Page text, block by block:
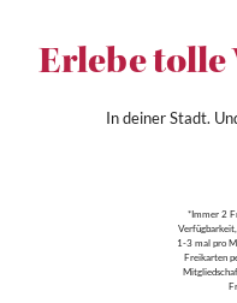
Erlebe tolle
In deiner Stadt.
*Immer 2
Verfügbarkeit,
1-3 mal pro
Freikarten